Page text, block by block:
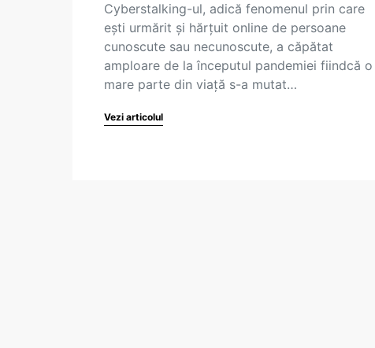
Cyberstalking-ul, adică fenomenul prin care
ești urmărit și hărțuit online de persoane
cunoscute sau necunoscute, a căpătat
amploare de la începutul pandemiei fiindcă o
mare parte din viață s-a mutat…
Vezi articolul